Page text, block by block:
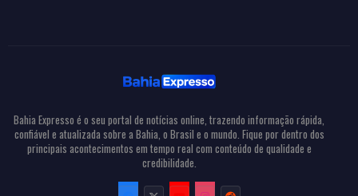
Bahia Expresso é o seu portal de notícias online, trazendo informação rápida,
confiável e atualizada sobre a Bahia, o Brasil e o mundo. Fique por dentro dos
principais acontecimentos em tempo real com conteúdo de qualidade e
credibilidade.